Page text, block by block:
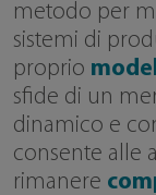
metodo per
sistemi di
proprio
sfide di un
dinamico e
consente alle
rimanere